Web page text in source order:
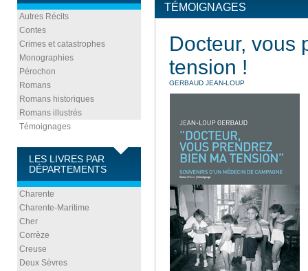
Autres Récits
Contes
Crimes et catastrophes
Monographies
Pérochon
Romans
Romans historiques
Romans illustrés
Témoignages
LES LIVRES PAR
DÉPARTEMENTS
Charente
Charente-Maritime
Cher
Corrèze
Creuse
Deux Sèvres
TÉMOIGNAGES
Docteur, vous
tension !
GERBAUD JEAN-LOUP